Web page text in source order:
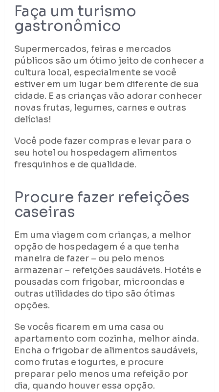
Faça um turismo
gastronômico
Supermercados, feiras e mercados
públicos são um ótimo jeito de conhecer a
cultura local, especialmente se você
estiver em um lugar bem diferente de sua
cidade. E as crianças vão adorar conhecer
novas frutas, legumes, carnes e outras
delícias!
Você pode fazer compras e levar para o
seu hotel ou hospedagem alimentos
fresquinhos e de qualidade.
Procure fazer refeições
caseiras
Em uma viagem com crianças, a melhor
opção de hospedagem é a que tenha
maneira de fazer – ou pelo menos
armazenar – refeições saudáveis. Hotéis e
pousadas com frigobar, microondas e
outras utilidades do tipo são ótimas
opções.
Se vocês ficarem em uma casa ou
apartamento com cozinha, melhor ainda.
Encha o frigobar de alimentos saudáveis,
como frutas e iogurtes, e procure
preparar pelo menos uma refeição por
dia, quando houver essa opção.